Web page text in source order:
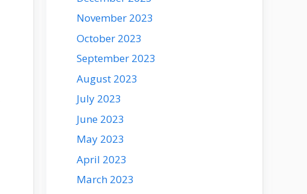
November 2023
October 2023
September 2023
August 2023
July 2023
June 2023
May 2023
April 2023
March 2023